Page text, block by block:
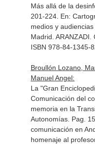
Más allá de la
201-224. En:
medios y
Madrid. ARANZADI.
ISBN 978-84-1345-
Broullón Lozano,
Manuel Angel:
La "Gran
Comunicación del
memoria en la
Autonomías. Pag.
comunicación en
homenaje al